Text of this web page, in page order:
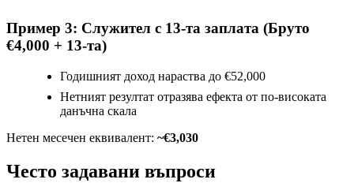
Пример 3: Служител с 13-та заплата (Бруто
€4,000 + 13-та)
Годишният доход нараства до €52,000
Нетният резултат отразява ефекта от по-високата
данъчна скала
Нетен месечен еквивалент: ~€3,030
Често задавани въпроси